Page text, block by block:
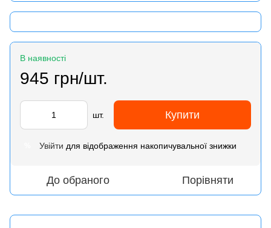
В наявності
945 грн/шт.
шт. Купити
Увійти для відображення накопичувальної знижки
До обраного Порівняти